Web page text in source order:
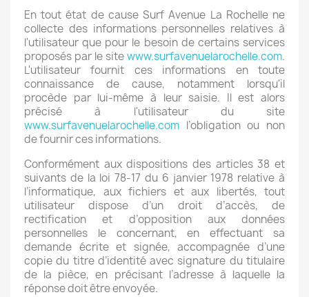
En tout état de cause Surf Avenue La Rochelle ne
collecte des informations personnelles relatives à
l'utilisateur que pour le besoin de certains services
proposés par le sitewww.surfavenuelarochelle.com.
L'utilisateur fournit ces informations en toute
connaissance de cause, notamment lorsqu'il
procède par lui-même à leur saisie. Il est alors
précisé à l'utilisateur du site
www.surfavenuelarochelle.com l’obligation ou non
de fournir ces informations.
Conformément aux dispositions des articles 38 et
suivants de la loi 78-17 du 6 janvier 1978 relative à
l’informatique, aux fichiers et aux libertés, tout
utilisateur dispose d’un droit d’accès, de
rectification et d’opposition aux données
personnelles le concernant, en effectuant sa
demande écrite et signée, accompagnée d’une
copie du titre d’identité avec signature du titulaire
de la pièce, en précisant l’adresse à laquelle la
réponse doit être envoyée.